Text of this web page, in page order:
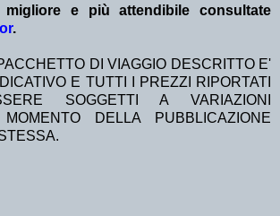
e più attendibile consultate
.
PACCHETTO DI VIAGGIO DESCRITTO E'
E TUTTI I PREZZI RIPORTATI
SOGGETTI A VARIAZIONI
DELLA PUBBLICAZIONE